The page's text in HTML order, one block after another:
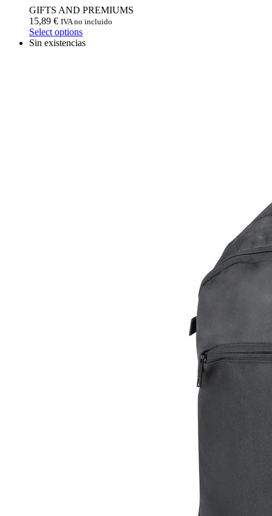
GIFTS AND PREMIUMS
15,89 € IVA no incluido
Select options
Sin existencias